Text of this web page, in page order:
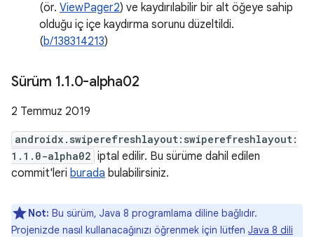
(ör. ViewPager2) ve kaydırılabilir bir alt öğeye sahip
olduğu iç içe kaydırma sorunu düzeltildi.
(b/138314213)
Sürüm 1.1.0-alpha02
2 Temmuz 2019
androidx.swiperefreshlayout:swiperefreshlayout:
1.1.0-alpha02 iptal edilir. Bu sürüme dahil edilen
commit'leri burada bulabilirsiniz.
Not: Bu sürüm, Java 8 programlama diline bağlıdır.
Projenizde nasıl kullanacağınızı öğrenmek için lütfen Java 8 dili